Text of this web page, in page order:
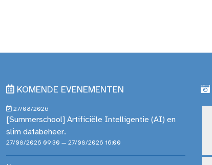
KOMENDE EVENEMENTEN
27/08/2026
[Summerschool] Artificiële Intelligentie (AI) en
slim databeheer.
27/08/2026 09:30 — 27/08/2026 16:00